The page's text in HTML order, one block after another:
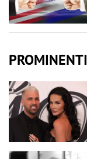
PROMINENTI